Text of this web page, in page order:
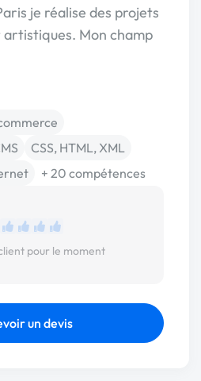
je réalise des projets
Mon champ
CSS, HTML, XML
+ 20 compétences
pour le moment
un devis